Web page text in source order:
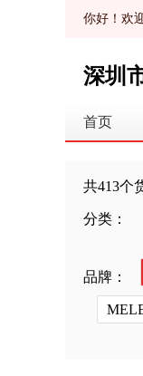
你好！欢
深圳
首页
共413个
分类：
品牌：